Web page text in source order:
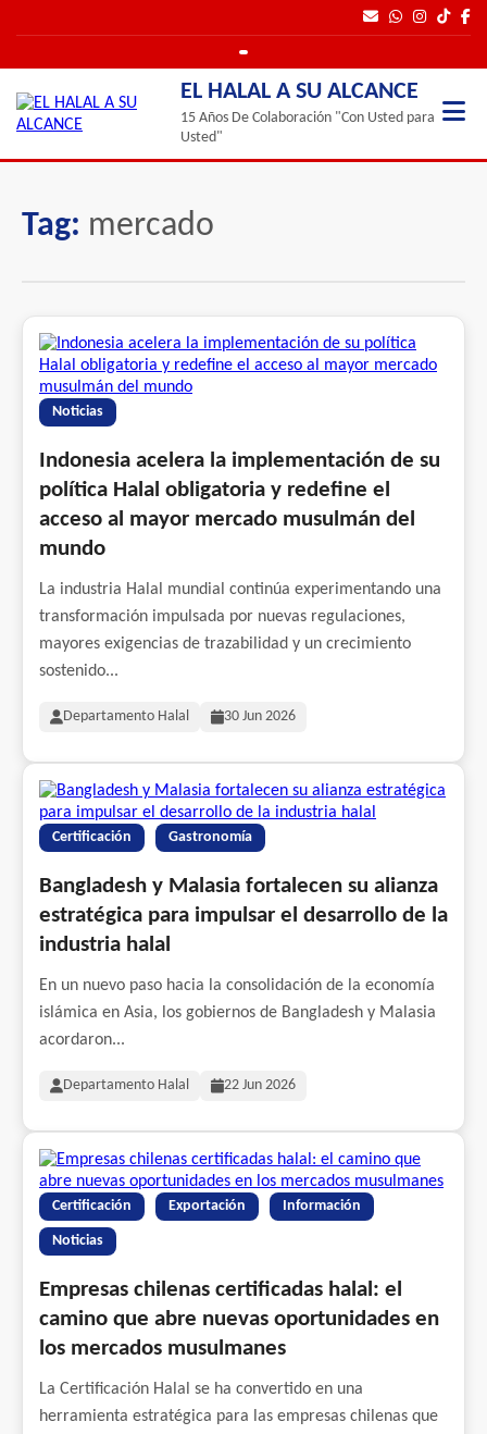
EL HALAL A SU ALCANCE
15 Años De Colaboración "Con Usted para
Usted"
Tag: mercado
Noticias
Indonesia acelera la implementación de su
política Halal obligatoria y redefine el
acceso al mayor mercado musulmán del
mundo
La industria Halal mundial continúa experimentando una
transformación impulsada por nuevas regulaciones,
mayores exigencias de trazabilidad y un crecimiento
sostenido...
Departamento Halal 30 Jun 2026
Certificación Gastronomía
Bangladesh y Malasia fortalecen su alianza
estratégica para impulsar el desarrollo de la
industria halal
En un nuevo paso hacia la consolidación de la economía
islámica en Asia, los gobiernos de Bangladesh y Malasia
acordaron...
Departamento Halal 22 Jun 2026
Certificación Exportación Información
Noticias
Empresas chilenas certificadas halal: el
camino que abre nuevas oportunidades en
los mercados musulmanes
La Certificación Halal se ha convertido en una
herramienta estratégica para las empresas chilenas que